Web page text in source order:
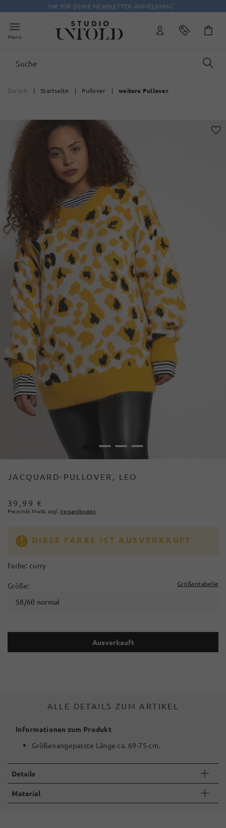
10€ FÜR DEINE NEWSLETTER-ANMELDUNG*
Menü
Zurück | Startseite | Pullover | weitere Pullover
2 3 4
JACQUARD-PULLOVER, LEO
39,99 €
Preis inkl. MwSt. zzgl. Versandkosten
DIESE FARBE IST AUSVERKAUFT
Farbe: curry
Größe: Größentabelle
58/60 normal
Ausverkauft
ALLE DETAILS ZUM ARTIKEL
Informationen zum Produkt
Größenangepasste Länge ca. 69-75 cm.
Details
Material